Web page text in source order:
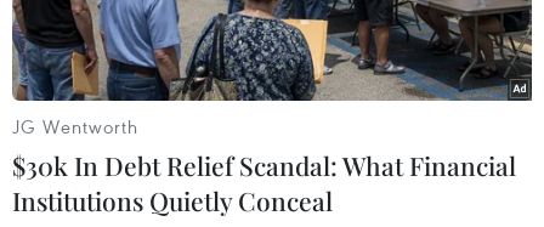
Tổng thống Kazakhstan Nursultan Nazarbayev. (Nguồn: AP)
JG Wentworth
$30k In Debt Relief Scandal: What Financial
Institutions Quietly Conceal